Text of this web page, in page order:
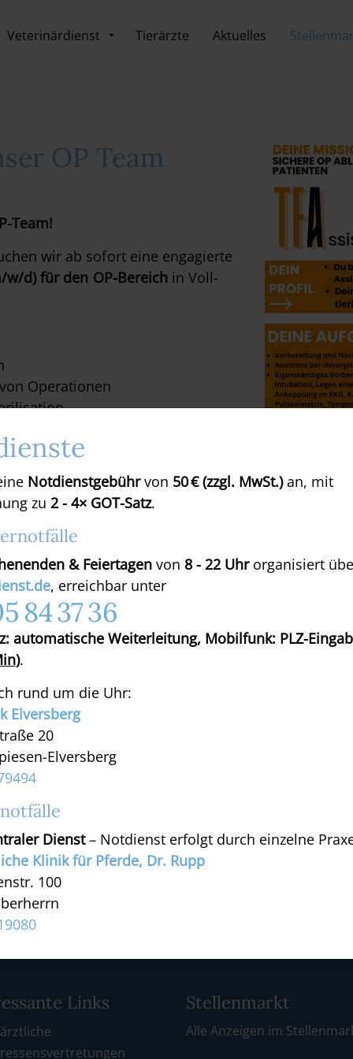
Veterinärdienst Tierärzte Aktuelles
OP Team
Team!
wir ab sofort eine engagierte
w/d) für den OP-Bereich in Voll-
Operationen
(m/w/d)
kein Muss
Arbeitsweise
Links Stellenmarkt
Alle Anzeigen im
Notdienstgebührvon 50 € (zzgl. MwSt.)an, mit
zu 2 - 4× GOT-Satz.
& Feiertagenvon 8 - 22 Uhrorganisiert
, erreichbar unter
84 37 36
automatische Weiterleitung, Mobilfunk: PLZ-
).
rund um die Uhr:
Elversberg
20
Elversberg
Dienst– Notdienst erfolgt durch einzelne
Klinik für Pferde, Dr. Rupp
100